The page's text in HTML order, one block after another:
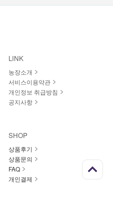
LINK
농장소개
서비스이용약관
개인정보 취급방침
공지사항
SHOP
상품후기
상품문의
FAQ
개인결제